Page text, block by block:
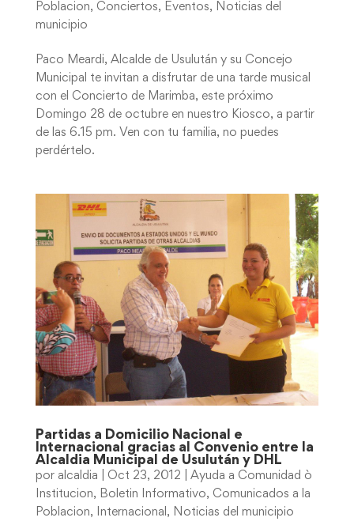
Poblacion, Conciertos, Eventos, Noticias del
municipio
Paco Meardi, Alcalde de Usulután y su Concejo
Municipal te invitan a disfrutar de una tarde musical
con el Concierto de Marimba, este próximo
Domingo 28 de octubre en nuestro Kiosco, a partir
de las 6.15 pm. Ven con tu familia, no puedes
perdértelo.
Partidas a Domicilio Nacional e
Internacional gracias al Convenio entre la
Alcaldia Municipal de Usulután y DHL
por alcaldia Oct 23, 2012
Ayuda a Comunidad ò
Institucion, Boletin Informativo, Comunicados a la
Poblacion, Internacional , Noticias del municipio